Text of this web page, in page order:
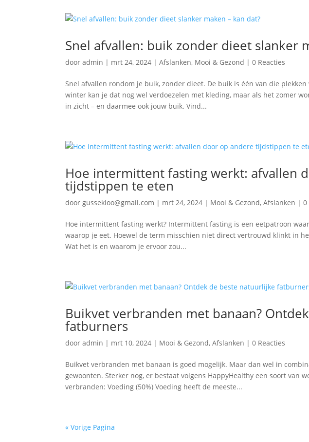
Snel afvallen: buik zonder dieet slanker
dooradmin | mrt 24, 2024 |Afslanken, Mooi & Gezond |0 Reacties
Snel afvallen rondom je buik, zonder dieet. De buik is één van die
winter kan je dat nog wel verdoezelen met kleding, maar als het zomer
in zicht – en daarmee ook jouw buik. Vind...
Hoe intermittent fasting werkt: afvallen
tijdstippen te eten
doorgussekloo@gmail.com | mrt 24, 2024 | Mooi & Gezond,Afslanken |0
Hoe intermittent fasting werkt? Intermittent fasting is een eetpatroon
waarop je eet. Hoewel de term misschien niet direct vertrouwd klinkt in
Wat het is en waarom je ervoor zou...
Buikvet verbranden met banaan?
fatburners
dooradmin | mrt 10, 2024 | Mooi & Gezond,Afslanken |0 Reacties
Buikvet verbranden met banaan is goed mogelijk. Maar dan wel in
gewoonten. Sterker nog, er bestaat volgens HappyHealthy een soort van
verbranden: Voeding (50%) Voeding heeft de meeste...
« Vorige Pagina